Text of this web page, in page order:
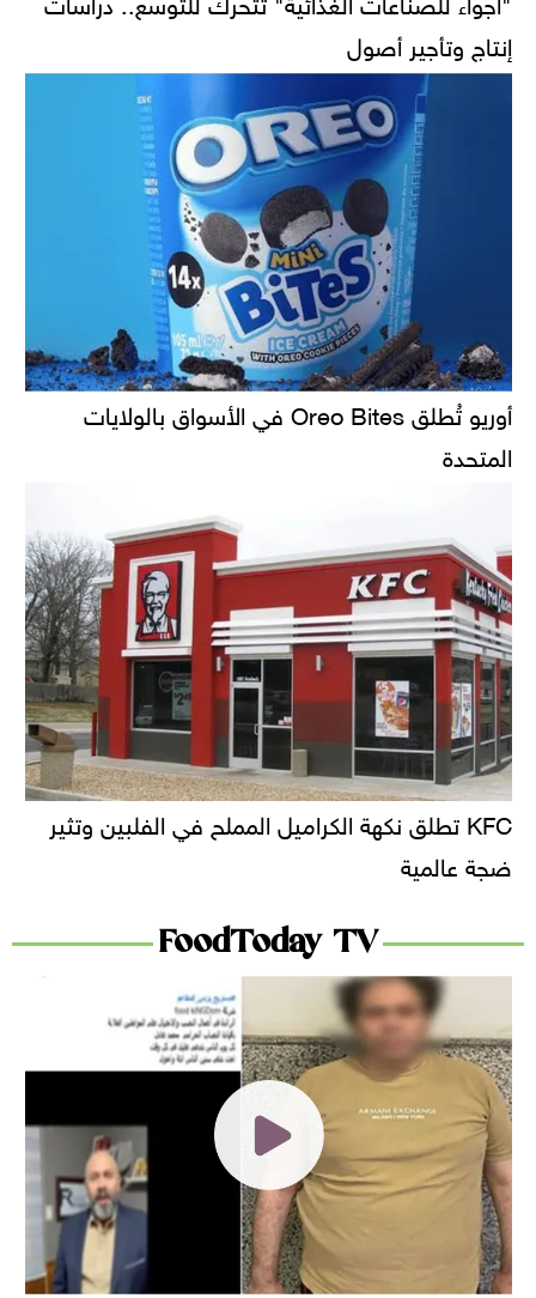
إنتاج وتأجير أصول
أوريو تُطلق Oreo Bites في الأسواق بالولايات
المتحدة
KFC تطلق نكهة الكراميل المملح في الفلبين وتثير
ضجة عالمية
FoodToday TV